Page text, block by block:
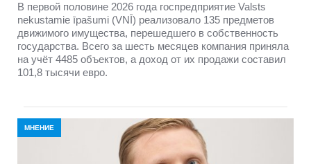
В первой половине 2026 года госпредприятие Valsts
nekustamie īpašumi (VNĪ) реализовало 135 предметов
движимого имущества, перешедшего в собственность
государства. Всего за шесть месяцев компания приняла
на учёт 4485 объектов, а доход от их продажи составил
101,8 тысячи евро.
МНЕНИЕ